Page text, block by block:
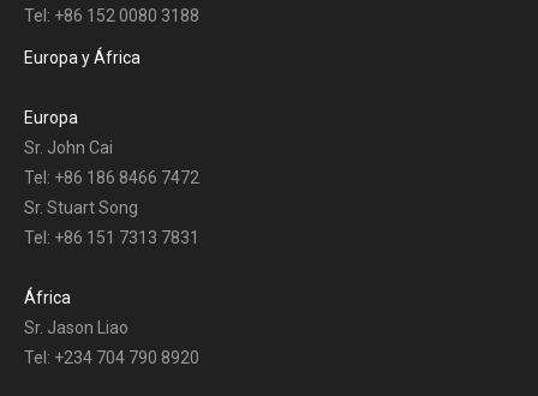
Tel: +86 152 0080 3188
Europa y África
Europa
Sr. John Cai
Tel: +86 186 8466 7472
Sr. Stuart Song
Tel: +86 151 7313 7831
África
Sr. Jason Liao
Tel: +234 704 790 8920